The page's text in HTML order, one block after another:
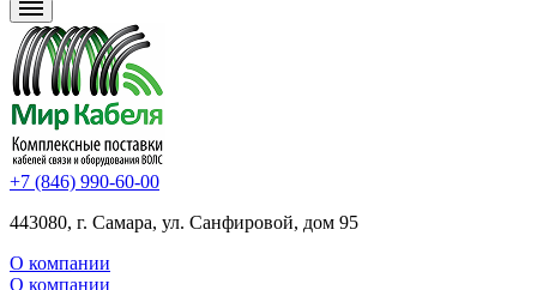
+7 (846) 990-60-00
443080, г. Самара, ул. Санфировой, дом 95
О компании
О компании